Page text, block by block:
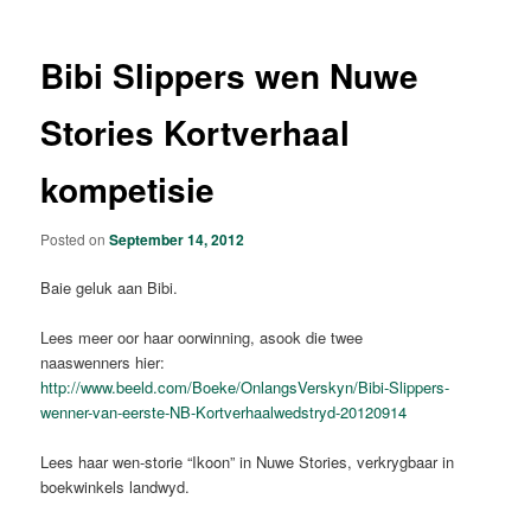
Bibi Slippers wen Nuwe
Stories Kortverhaal
kompetisie
Posted onSeptember 14, 2012
Baie geluk aan Bibi.
Lees meer oor haar oorwinning, asook die twee
naaswenners hier:
http://www.beeld.com/Boeke/OnlangsVerskyn/Bibi-Slippers-
wenner-van-eerste-NB-Kortverhaalwedstryd-20120914
Lees haar wen-storie “Ikoon” in Nuwe Stories, verkrygbaar in
boekwinkels landwyd.